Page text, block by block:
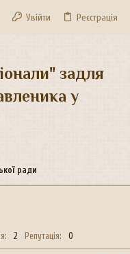
Увійти Реєстрація
задля
у
ради
2 Репутація 0